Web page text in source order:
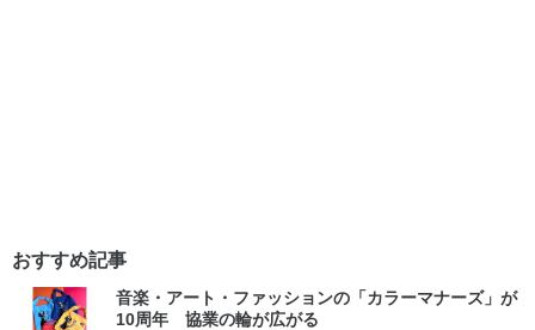
おすすめ記事
音楽・アート・ファッションの「カラーマナーズ」が
10周年 協業の輪が広がる